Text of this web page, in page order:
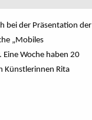
bei der Präsentation der
„Mobiles
Woche haben 20
Künstlerinnen Rita